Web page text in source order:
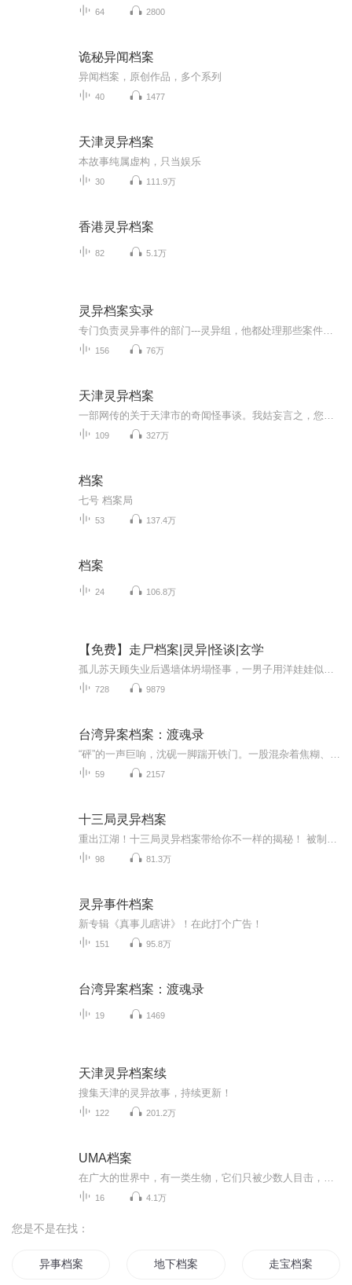
64 2800
诡秘异闻档案
异闻档案，原创作品，多个系列
40 1477
天津灵异档案
本故事纯属虚构，只当娱乐
30 111.9万
香港灵异档案
82 5.1万
灵异档案实录
156 76万
天津灵异档案
109 327万
档案
七号 档案局
53 137.4万
档案
24 106.8万
【免费】走尸档案|灵异|怪谈|玄学
728 9879
台湾异案档案：渡魂录
59 2157
十三局灵异档案
98 81.3万
灵异事件档案
新专辑《真事儿瞎讲》！在此打个广告！
151 95.8万
台湾异案档案：渡魂录
19 1469
天津灵异档案续
搜集天津的灵异故事，持续更新！
122 201.2万
UMA档案
16 4.1万
您是不是在找：
异事档案 地下档案 走宝档案